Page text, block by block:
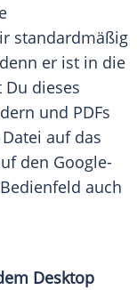
standardmäßig
er ist in die
dieses
und PDFs
auf das
den Google-
auch
Desktop